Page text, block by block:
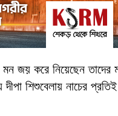
জয় করে নিয়েছেন তাদের
দীপা শিশুবেলায় নাচের